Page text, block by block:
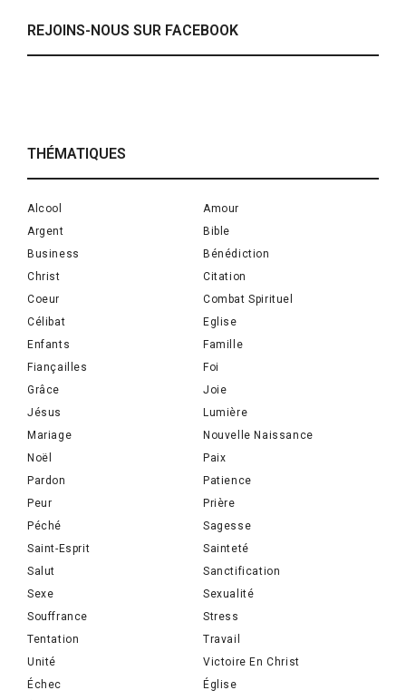
REJOINS-NOUS SUR FACEBOOK
THÉMATIQUES
Alcool
Amour
Argent
Bible
Business
Bénédiction
Christ
Citation
Coeur
Combat Spirituel
Célibat
Eglise
Enfants
Famille
Fiançailles
Foi
Grâce
Joie
Jésus
Lumière
Mariage
Nouvelle Naissance
Noël
Paix
Pardon
Patience
Peur
Prière
Péché
Sagesse
Saint-Esprit
Sainteté
Salut
Sanctification
Sexe
Sexualité
Souffrance
Stress
Tentation
Travail
Unité
Victoire En Christ
Échec
Église